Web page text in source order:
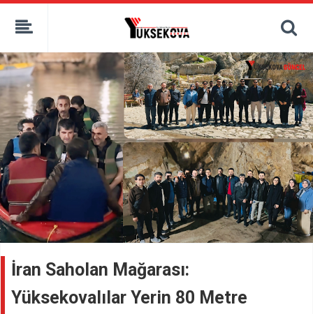
kaçak bahis
deneme bonusu
canlı bahis siteleri
deneme bonusu veren siteler
bahis siteleri
porno izle
İran Saholan Mağarası:
Yüksekovalılar Yerin 80 Metre